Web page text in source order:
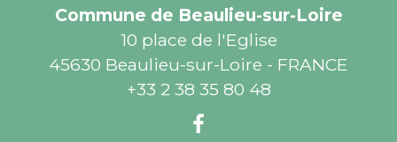
Commune de Beaulieu-sur-Loire
10 place de l'Eglise
45630 Beaulieu-sur-Loire - FRANCE
+33 2 38 35 80 48